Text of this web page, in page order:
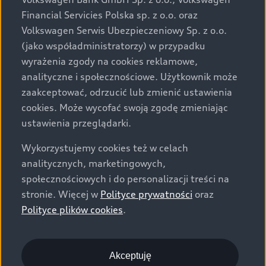
za dopłatą. Wiążące ustalenie ceny, wyposażenia i
specyfikacji pojazdu następują w umowie sprzedaży, a
określenie parametrów technicznych zawiera
świadectwo homologacji typu pojazdu. Zastrzegamy
sobie prawo do zmian i pomyłek. Wszelkie informacje
prezentowane na stronie są aktualne na dzień ich
zamieszczania. W celu uzyskania najnowszych
informacji prosimy kontaktować się z Partnerem Marki
Audi.
Wszystkie produkowane obecnie samochody marki Audi
są wykonywane z materiałów spełniających pod
względem możliwości odzysku i recyklingu wymagania
określone w normie ISO 22628 i są zgodne z
europejskimi świadectwami homologacji wydanymi wg
o.o. podlega obowiązkowi zapewnienia wszystkim
użytkownikom samochodów marki Volkswagen sieci
Financial Servicies Polska sp. z o.o. oraz
Volkswagen Serwis Ubezpieczeniowy Sp. z o.o.
(jako współadministratorzy) w przypadku
wyrażenia zgody na cookies reklamowe,
analityczne i społecznościowe. Użytkownik może
zaakceptować, odrzucić lub zmienić ustawienia
cookies. Może wycofać swoją zgodę zmieniając
ustawienia przeglądarki.
Wykorzystujemy cookies też w celach
analitycznych, marketingowych,
społecznościowych i do personalizacji treści na
stronie. Więcej w Polityce prywatności oraz
Polityce plików cookies.
Akceptuję